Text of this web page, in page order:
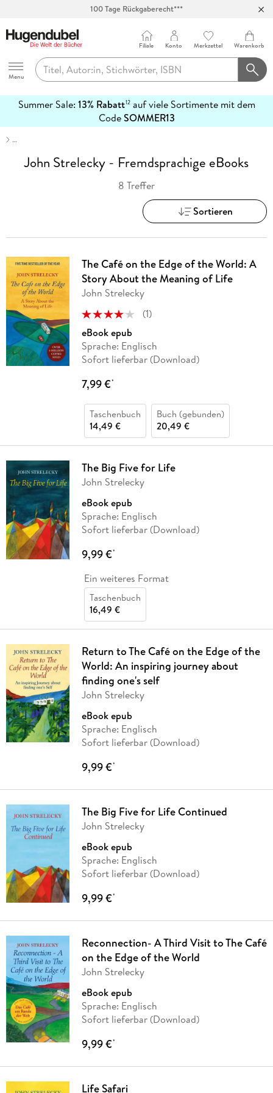
100 Tage Rückgaberecht***
Hugendubel
Menu
Filiale Konto Merkzettel Warenkorb
Summer Sale: 13% Rabatt12auf viele Sortimente mit dem
CodeSOMMER13
erfahren
…
John Strelecky - Fremdsprachige eBooks
8 Treffer
Sortieren
The Café on the Edge of the World: A
Story About the Meaning of Life
John Strelecky
(1)
eBook epub
Sprache: Englisch
Sofort lieferbar (Download)
7,99 €*
Taschenbuch
14,49 €
Buch (gebunden)
20,49 €
The Big Five for Life
John Strelecky
eBook epub
Sprache: Englisch
Sofort lieferbar (Download)
9,99 €*
Ein weiteres Format
Taschenbuch
16,49 €
Return to The Café on the Edge of the
World: An inspiring journey about
finding one's self
John Strelecky
eBook epub
Sprache: Englisch
Sofort lieferbar (Download)
9,99 €*
The Big Five for Life Continued
John Strelecky
eBook epub
Sprache: Englisch
Sofort lieferbar (Download)
9,99 €*
Reconnection- A Third Visit to The Café
on the Edge of the World
John Strelecky
eBook epub
Sprache: Englisch
Sofort lieferbar (Download)
9,99 €*
Life Safari